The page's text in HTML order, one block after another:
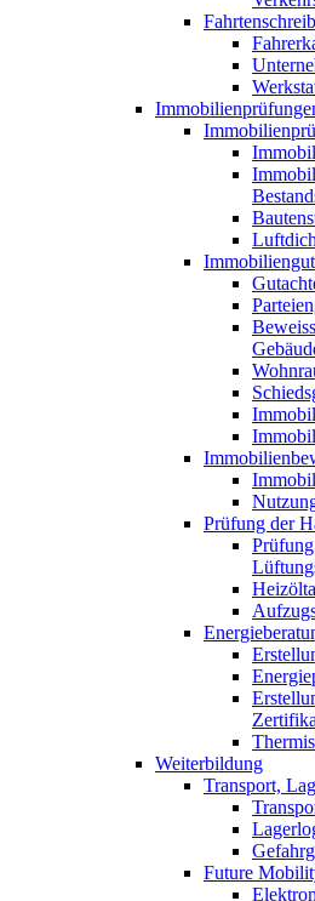
Prüfung der
Weiterbildung
Transport,
Future